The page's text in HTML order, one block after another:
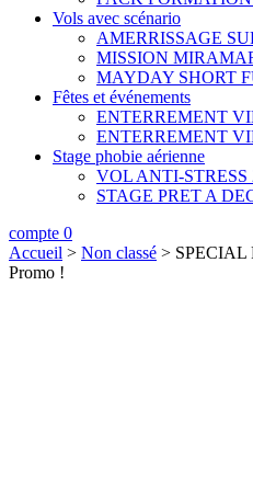
Vols avec scénario
AMERRISSAGE
MISSION
MAYDAY SHORT
Fêtes et événements
ENTERREMENT
ENTERREMENT
Stage phobie aérienne
VOL ANTI-STRESS
STAGE PRET A
compte 0
Accueil > Non classé > SPECIAL
Promo !